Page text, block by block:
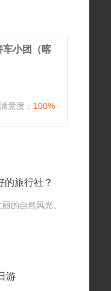
车小团（喀
满意度： 100%
的旅行社？
的自然风光、
游